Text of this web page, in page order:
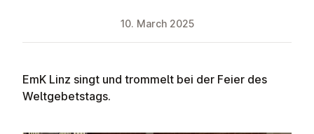
10. March 2025
EmK Linz singt und trommelt bei der Feier des
Weltgebetstags.